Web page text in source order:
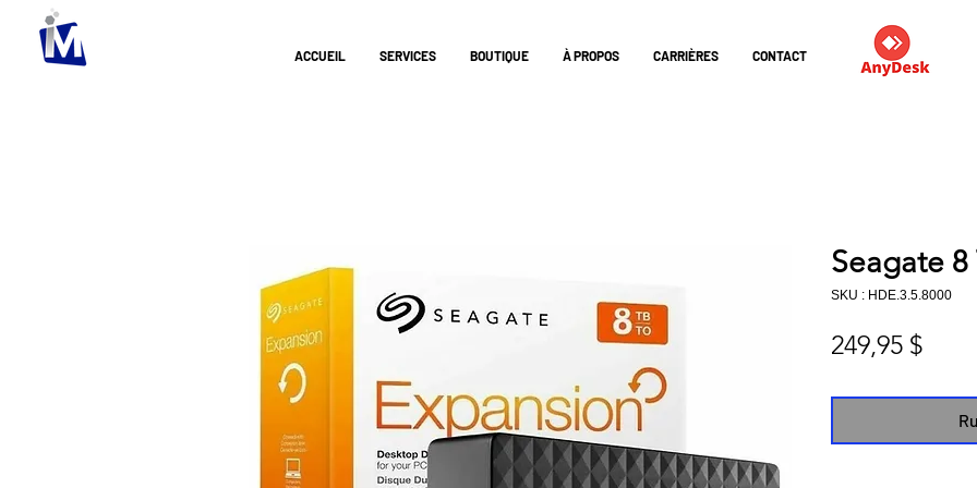
ACCUEIL SERVICES BOUTIQUE À PROPOS CARRIÈRES CONTACT
Seagate 8
SKU : HDE.3.5.8000
249,95 $Prix